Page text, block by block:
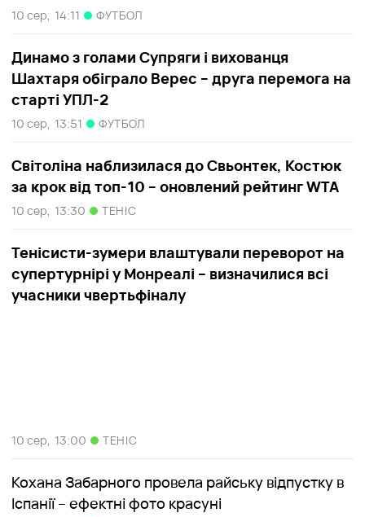
10 сер, 14:11 ФУТБОЛ
Динамо з голами Супряги і вихованця
Шахтаря обіграло Верес – друга перемога на
старті УПЛ-2
10 сер, 13:51 ФУТБОЛ
Світоліна наблизилася до Свьонтек, Костюк
за крок від топ-10 – оновлений рейтинг WTA
10 сер, 13:30 ТЕНІС
Тенісисти-зумери влаштували переворот на
супертурнірі у Монреалі – визначилися всі
учасники чвертьфіналу
10 сер, 13:00 ТЕНІС
Кохана Забарного провела райську відпустку в
Іспанії – ефектні фото красуні